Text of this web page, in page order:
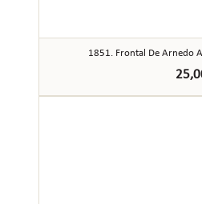
1851. Frontal De Arnedo